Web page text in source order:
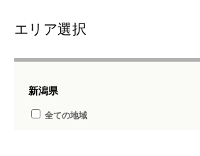
エリア選択
新潟県
全ての地域